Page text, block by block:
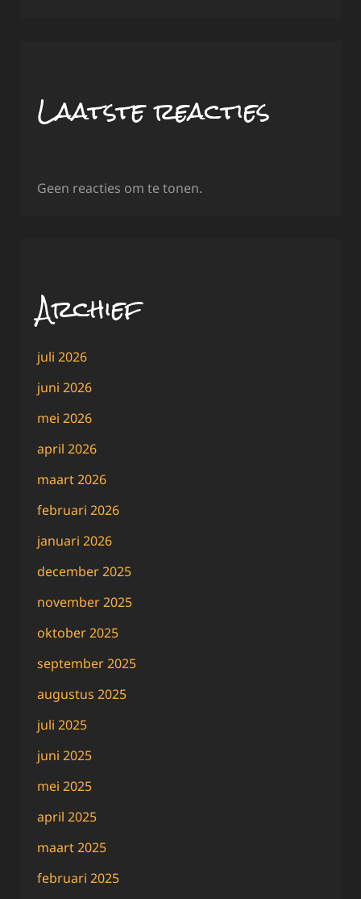
Laatste reacties
Geen reacties om te tonen.
Archief
juli 2026
juni 2026
mei 2026
april 2026
maart 2026
februari 2026
januari 2026
december 2025
november 2025
oktober 2025
september 2025
augustus 2025
juli 2025
juni 2025
mei 2025
april 2025
maart 2025
februari 2025